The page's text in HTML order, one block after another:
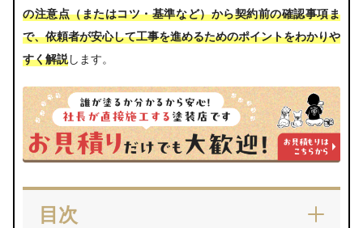
の注意点（またはコツ・基準など）から契約前の確認事項ま
で、依頼者が安心して工事を進めるためのポイントをわかりや
すく解説します。
目次